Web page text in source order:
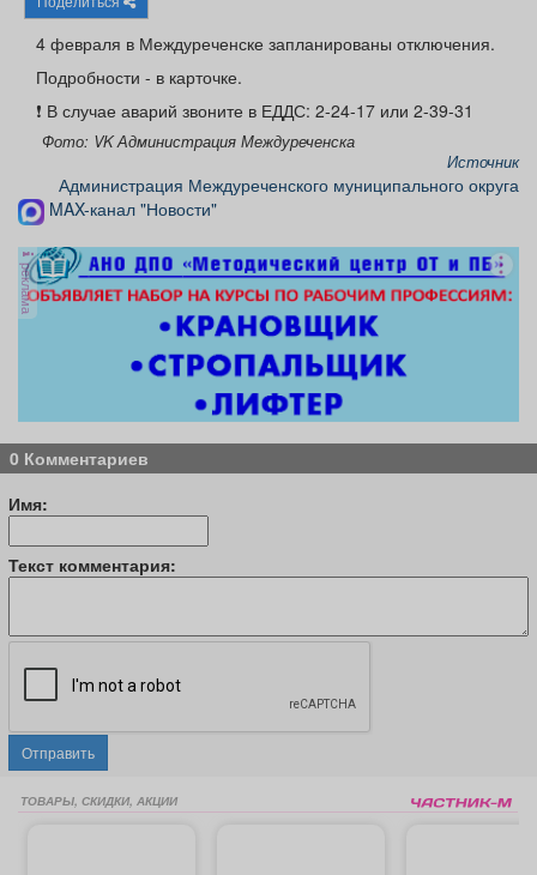
Афиша Обучение Проекты
ТВ программа Я - пенсионер
4 февраля в Междуреченске запланированы отключения.
Подробности - в карточке.
❗️ В случае аварий звоните в ЕДДС: 2-24-17 или 2-39-31
Фото: VK Администрация Междуреченска
Источник
Администрация Междуреченского муниципального округа
MAX-канал "Новости"
реклама
0 Комментариев
Имя:
Текст комментария:
Отправить
ТОВАРЫ, СКИДКИ, АКЦИИ